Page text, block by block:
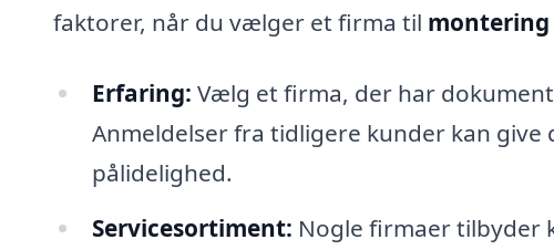
faktorer, når du vælger et firma til montering
Erfaring: Vælg et firma, der har
Anmeldelser fra tidligere kunder kan
pålidelighed.
Servicesortiment: Nogle firmaer tilbyder